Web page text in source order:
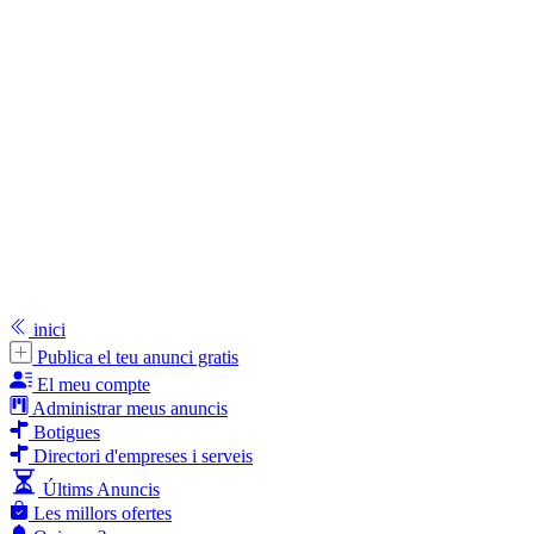
inici
Publica el teu anunci gratis
El meu compte
Administrar meus anuncis
Botigues
Directori d'empreses i serveis
Últims Anuncis
Les millors ofertes